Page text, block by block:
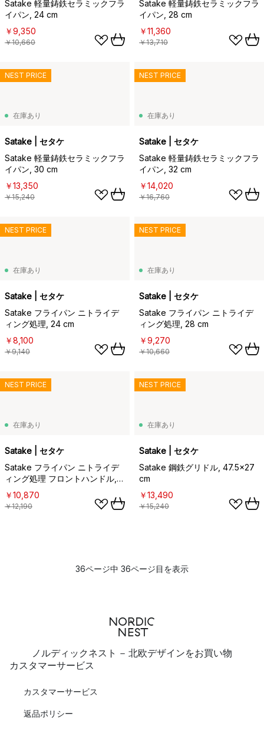
Satake 軽量鋳鉄セラミックフラ
イパン, 24 cm
￥9,350
￥10,660
Satake 軽量鋳鉄セラミックフラ
イパン, 28 cm
￥11,360
￥13,710
在庫あり
Satake | セタケ
Satake 軽量鋳鉄セラミックフラ
イパン, 30 cm
￥13,350
￥15,240
NEST PRICE
在庫あり
Satake | セタケ
Satake 軽量鋳鉄セラミックフラ
イパン, 32 cm
￥14,020
￥16,760
NEST PRICE
在庫あり
Satake | セタケ
Satake フライパン ニトライデ
ィング処理, 24 cm
￥8,100
￥9,140
NEST PRICE
在庫あり
Satake | セタケ
Satake フライパン ニトライデ
ィング処理, 28 cm
￥9,270
￥10,660
NEST PRICE
在庫あり
Satake | セタケ
Satake フライパン ニトライデ
ィング処理 フロントハンドル,
32 cm
￥10,870
￥12,190
NEST PRICE
在庫あり
Satake | セタケ
Satake 鋼鉄グリドル, 47.5x27
cm
￥13,490
￥15,240
NEST PRICE
36ページ中 36ページ目を表示
ノルディックネスト - 北欧デザインをお買い物
カスタマーサービス
カスタマーサービス
返品ポリシー